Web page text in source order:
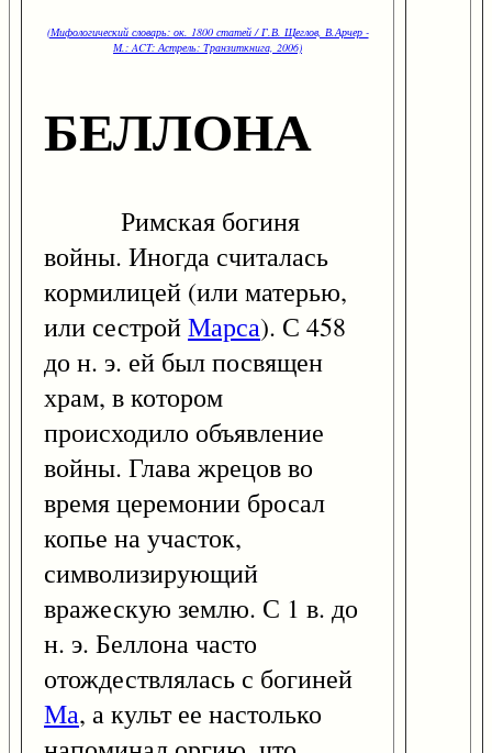
(Мифологический словарь: ок. 1800 статей / Г.В. Щеглов, В.Арчер -
М.: ACT: Астрель: Транзиткнига, 2006)
БЕЛЛОНА
Римская богиня
войны. Иногда считалась
кормилицей (или матерью,
или сестройМарса). С 458
до н. э. ей был посвящен
храм, в котором
происходило объявление
войны. Глава жрецов во
время церемонии бросал
копье на участок,
символизирующий
вражескую землю. С 1 в. до
н. э. Беллона часто
отождествлялась с богиней
Ма, а культ ее настолько